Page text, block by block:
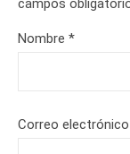
campos
Nombre *
Correo electrónico